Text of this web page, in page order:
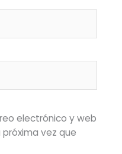
electrónico y web
vez que